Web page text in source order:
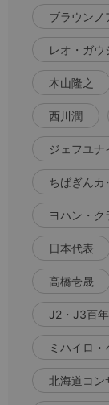
ブラウンノ
レオ・ガウ
木山隆之
西川潤
ジェフユ
ちばぎんカ
ヨハン・ク
日本代表
高橋壱晟
J2・J3百
ミハイロ
北海道コン